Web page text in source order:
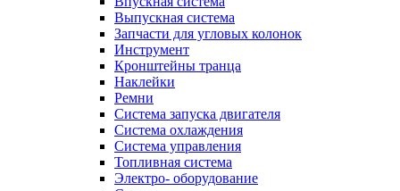
Выпускная система
Запчасти для угловых колонок
Инструмент
Кронштейны транца
Наклейки
Ремни
Система запуска двигателя
Система охлаждения
Система управления
Топливная система
Электро- оборудование